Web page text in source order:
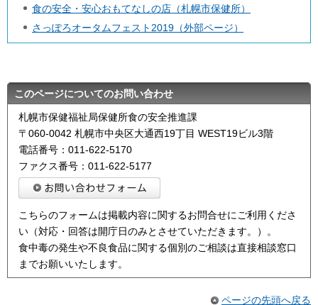
食の安全・安心おもてなしの店（札幌市保健所）
さっぽろオータムフェスト2019（外部ページ）
このページについてのお問い合わせ
札幌市保健福祉局保健所食の安全推進課
〒060-0042 札幌市中央区大通西19丁目 WEST19ビル3階
電話番号：011-622-5170
ファクス番号：011-622-5177
こちらのフォームは掲載内容に関するお問合せにご利用くださ
い（対応・回答は開庁日のみとさせていただきます。）。
食中毒の発生や不良食品に関する個別のご相談は直接相談窓口
までお願いいたします。
ページの先頭へ戻る